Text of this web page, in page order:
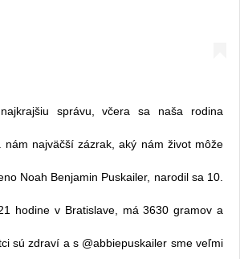
správu, včera sa naša rodina
nám najväčší zázrak, aký nám život môže
Noah Benjamin Puskailer, narodil sa 10.
hodine v Bratislave, má 3630 gramov a
sú zdraví a s @abbiepuskailer sme veľmi